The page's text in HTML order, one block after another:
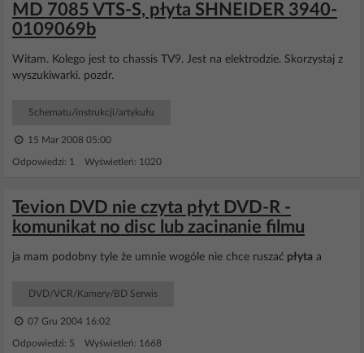
MD 7085 VTS-S, płyta SHNEIDER 3940-
0109069b
Witam. Kolego jest to chassis TV9. Jest na elektrodzie. Skorzystaj z
wyszukiwarki. pozdr.
Schematu/instrukcji/artykułu
15 Mar 2008 05:00
Odpowiedzi: 1 Wyświetleń: 1020
Tevion DVD nie czyta płyt DVD-R -
komunikat no disc lub zacinanie filmu
ja mam podobny tyle że umnie wogóle nie chce ruszać płyta a
DVD/VCR/Kamery/BD Serwis
07 Gru 2004 16:02
Odpowiedzi: 5 Wyświetleń: 1668